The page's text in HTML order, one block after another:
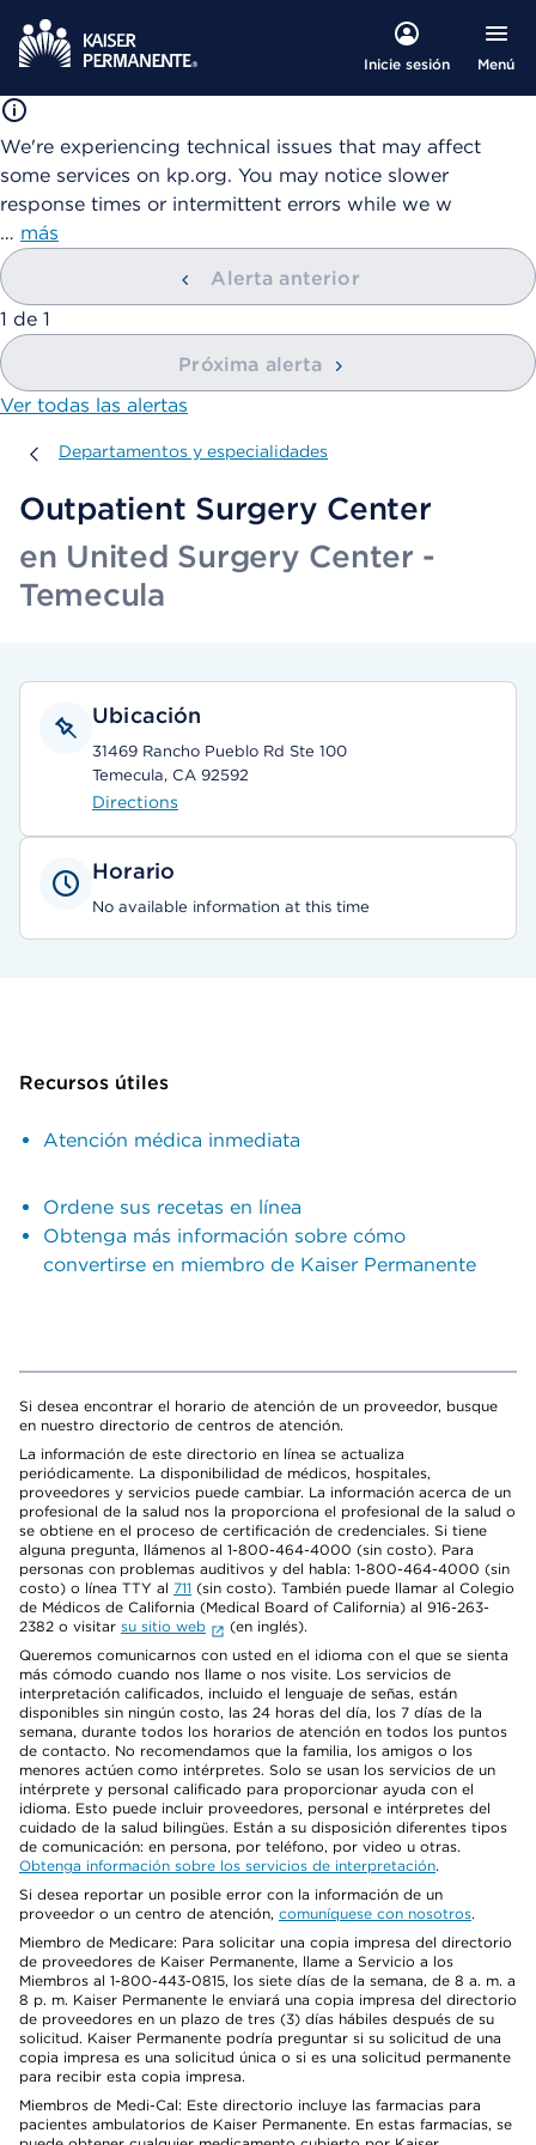
Inicie sesión Menú
We're experiencing technical issues that may affect
some services on kp.org. You may notice slower
response times or intermittent errors while we w
… más
Alerta anterior
mostrando
1 de 1
Próxima alerta
Ver todas las alertas
Departamentos y especialidades
Departamentos y especialidades
Outpatient Surgery Center
en United Surgery Center -
Temecula
Ubicación
31469 Rancho Pueblo Rd Ste 100
Temecula, CA 92592
Directions
Horario
No available information at this time
Recursos útiles
Atención médica inmediata
Ordene sus recetas en línea
Obtenga más información sobre cómo
convertirse en miembro de Kaiser Permanente
Si desea encontrar el horario de atención de un proveedor, busque
en nuestro directorio de centros de atención.
La información de este directorio en línea se actualiza
periódicamente. La disponibilidad de médicos, hospitales,
proveedores y servicios puede cambiar. La información acerca de un
profesional de la salud nos la proporciona el profesional de la salud o
se obtiene en el proceso de certificación de credenciales. Si tiene
alguna pregunta, llámenos al 1-800-464-4000 (sin costo). Para
personas con problemas auditivos y del habla: 1-800-464-4000 (sin
costo) o línea TTY al 711 (sin costo). También puede llamar al Colegio
de Médicos de California (Medical Board of California) al 916-263-
2382 o visitar su sitio web
(en inglés).
Queremos comunicarnos con usted en el idioma con el que se sienta
más cómodo cuando nos llame o nos visite. Los servicios de
interpretación calificados, incluido el lenguaje de señas, están
disponibles sin ningún costo, las 24 horas del día, los 7 días de la
semana, durante todos los horarios de atención en todos los puntos
de contacto. No recomendamos que la familia, los amigos o los
menores actúen como intérpretes. Solo se usan los servicios de un
intérprete y personal calificado para proporcionar ayuda con el
idioma. Esto puede incluir proveedores, personal e intérpretes del
cuidado de la salud bilingües. Están a su disposición diferentes tipos
de comunicación: en persona, por teléfono, por video u otras.
Obtenga información sobre los servicios de interpretación.
Si desea reportar un posible error con la información de un
proveedor o un centro de atención, comuníquese con nosotros.
Miembro de Medicare: Para solicitar una copia impresa del directorio
de proveedores de Kaiser Permanente, llame a Servicio a los
Miembros al 1-800-443-0815, los siete días de la semana, de 8 a. m. a
8 p. m. Kaiser Permanente le enviará una copia impresa del directorio
de proveedores en un plazo de tres (3) días hábiles después de su
solicitud. Kaiser Permanente podría preguntar si su solicitud de una
copia impresa es una solicitud única o si es una solicitud permanente
para recibir esta copia impresa.
Miembros de Medi-Cal: Este directorio incluye las farmacias para
pacientes ambulatorios de Kaiser Permanente. En estas farmacias, se